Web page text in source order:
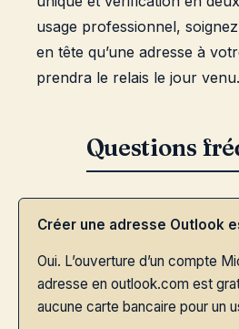
usage professionnel,
en tête qu’une adresse à
prendra le relais le jour venu.
Créer une adresse Outlook
Oui. L’ouverture d’un compte
adresse en outlook.com est
aucune carte bancaire pour un